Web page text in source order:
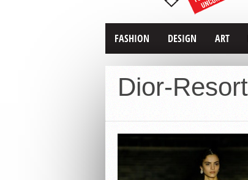
FASHION DESIGN ART
Dior-